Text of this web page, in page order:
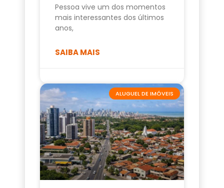
Pessoa vive um dos momentos
mais interessantes dos últimos
anos,
SAIBA MAIS
ALUGUEL DE IMÓVEIS